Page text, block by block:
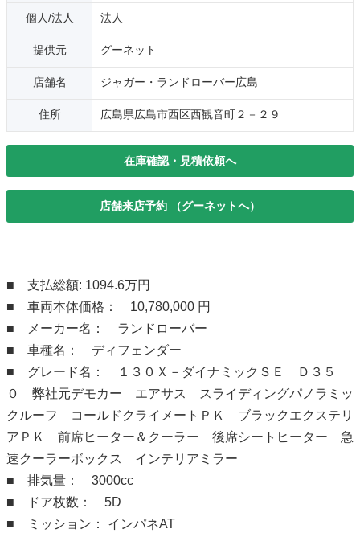
個人/法人 法人
提供元 グーネット
店舗名 ジャガー・ランドローバー広島
住所 広島県広島市西区西観音町２－２９
在庫確認・見積依頼へ
店舗来店予約 （グーネットへ）
■ 支払総額: 1094.6万円
■ 車両本体価格： 10,780,000 円
■ メーカー名： ランドローバー
■ 車種名： ディフェンダー
■ グレード名： １３０Ｘ－ダイナミックＳＥ Ｄ３５
０ 弊社元デモカー エアサス スライディングパノラミッ
クルーフ コールドクライメートＰＫ ブラックエクステリ
アＰＫ 前席ヒーター＆クーラー 後席シートヒーター 急
速クーラーボックス インテリアミラー
■ 排気量： 3000cc
■ ドア枚数： 5D
■ ミッション： インパネAT